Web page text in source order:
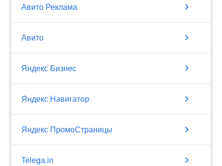
Авито Реклама chevron_right
Авито chevron_right
Яндекс Бизнес chevron_right
Яндекс Навигатор chevron_right
Яндекс ПромоСтраницы chevron_right
Telega.in chevron_right